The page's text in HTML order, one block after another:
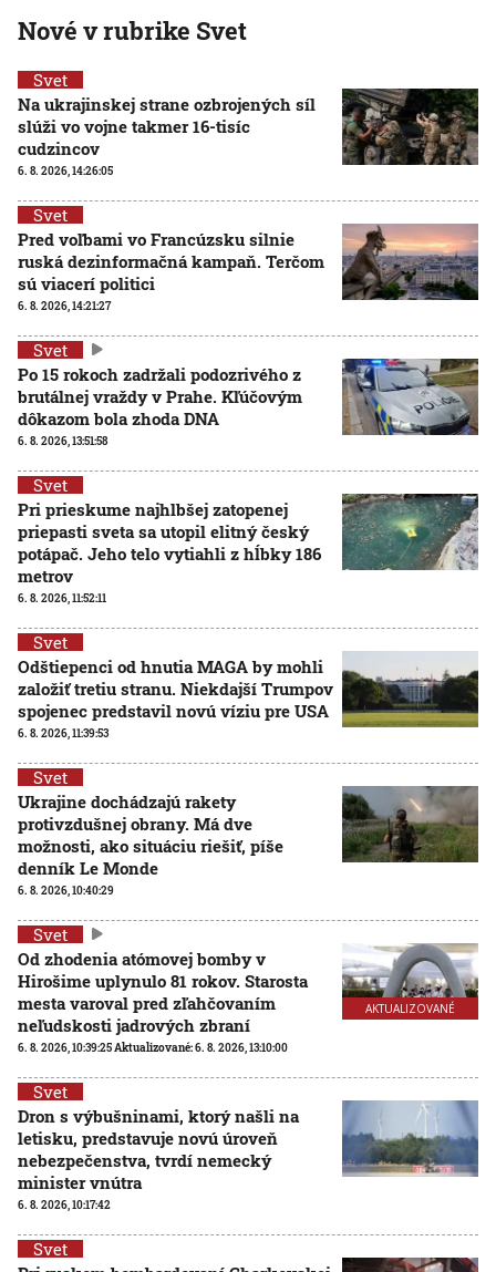
Nové v rubrike Svet
Svet
Na ukrajinskej strane ozbrojených síl
slúži vo vojne takmer 16-tisíc
cudzincov
6. 8. 2026, 14:26:05
Svet
Pred voľbami vo Francúzsku silnie
ruská dezinformačná kampaň. Terčom
sú viacerí politici
6. 8. 2026, 14:21:27
Svet
Po 15 rokoch zadržali podozrivého z
brutálnej vraždy v Prahe. Kľúčovým
dôkazom bola zhoda DNA
6. 8. 2026, 13:51:58
Svet
Pri prieskume najhlbšej zatopenej
priepasti sveta sa utopil elitný český
potápač. Jeho telo vytiahli z hĺbky 186
metrov
6. 8. 2026, 11:52:11
Svet
Odštiepenci od hnutia MAGA by mohli
založiť tretiu stranu. Niekdajší Trumpov
spojenec predstavil novú víziu pre USA
6. 8. 2026, 11:39:53
Svet
Ukrajine dochádzajú rakety
protivzdušnej obrany. Má dve
možnosti, ako situáciu riešiť, píše
denník Le Monde
6. 8. 2026, 10:40:29
AKTUALIZOVANÉ
Svet
Od zhodenia atómovej bomby v
Hirošime uplynulo 81 rokov. Starosta
mesta varoval pred zľahčovaním
neľudskosti jadrových zbraní
6. 8. 2026, 10:39:25Aktualizované:6. 8. 2026, 13:10:00
Svet
Dron s výbušninami, ktorý našli na
letisku, predstavuje novú úroveň
nebezpečenstva, tvrdí nemecký
minister vnútra
6. 8. 2026, 10:17:42
Svet